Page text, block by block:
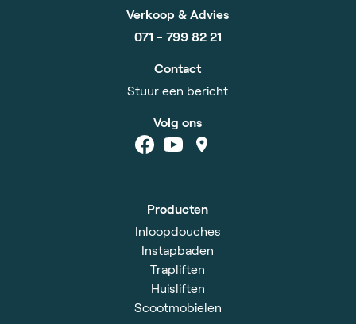
Verkoop & Advies
071 - 799 82 21
Contact
Stuur een bericht
Volg ons
Producten
Inloopdouches
Instapbaden
Trapliften
Huisliften
Scootmobielen